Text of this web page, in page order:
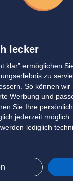
lecker
klar” ermöglichen
zu
So können
Werbung und
Sie Ihre
jederzeit
lediglich